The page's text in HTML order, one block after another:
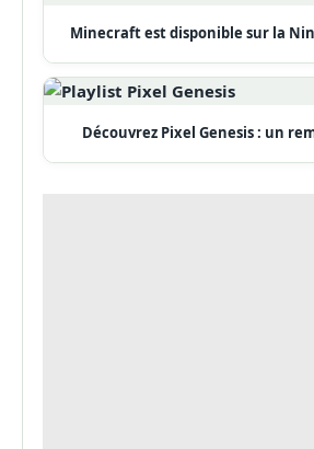
Minecraft est disponible sur la
Découvrez Pixel Genesis : un